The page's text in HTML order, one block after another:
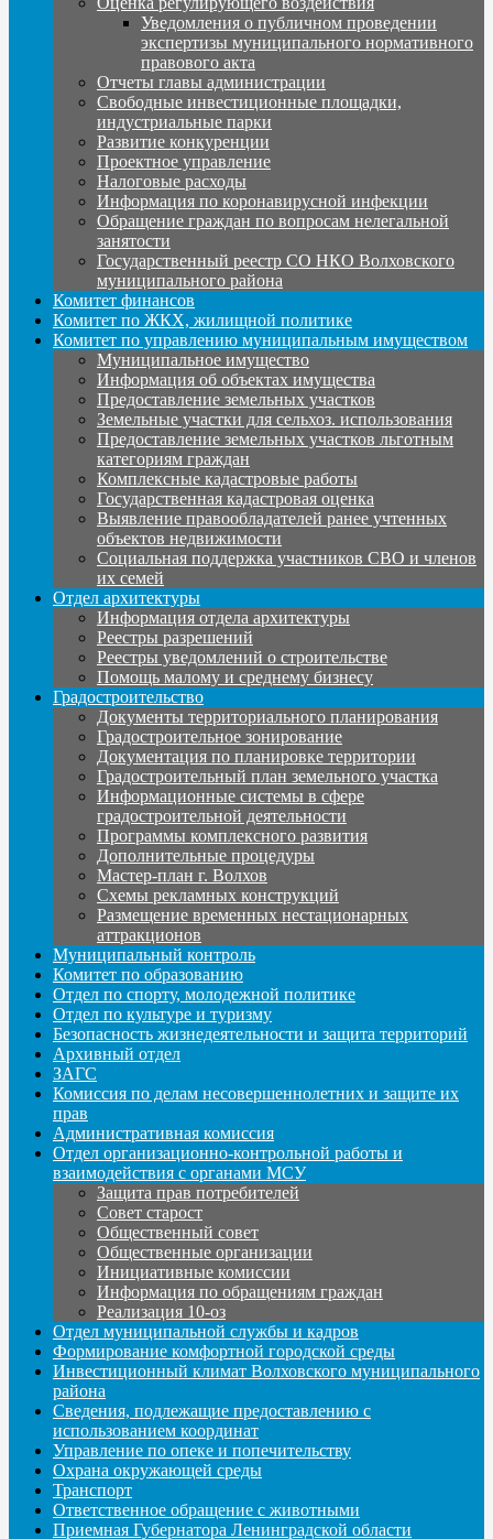
Уведомления о публичном проведении
экспертизы муниципального нормативного
правового акта
Отчеты главы администрации
Свободные инвестиционные площадки,
индустриальные парки
Развитие конкуренции
Проектное управление
Налоговые расходы
Информация по коронавирусной инфекции
Обращение граждан по вопросам нелегальной
занятости
Государственный реестр СО НКО Волховского
муниципального района
Комитет финансов
Комитет по ЖКХ, жилищной политике
Комитет по управлению муниципальным имуществом
Муниципальное имущество
Информация об объектах имущества
Предоставление земельных участков
Земельные участки для сельхоз. использования
Предоставление земельных участков льготным
категориям граждан
Комплексные кадастровые работы
Государственная кадастровая оценка
Выявление правообладателей ранее учтенных
объектов недвижимости
Социальная поддержка участников СВО и членов
их семей
Отдел архитектуры
Информация отдела архитектуры
Реестры разрешений
Реестры уведомлений о строительстве
Помощь малому и среднему бизнесу
Градостроительство
Документы территориального планирования
Градостроительное зонирование
Документация по планировке территории
Градостроительный план земельного участка
Информационные системы в сфере
градостроительной деятельности
Программы комплексного развития
Дополнительные процедуры
Мастер-план г. Волхов
Схемы рекламных конструкций
Размещение временных нестационарных
аттракционов
Муниципальный контроль
Комитет по образованию
Отдел по спорту, молодежной политике
Отдел по культуре и туризму
Безопасность жизнедеятельности и защита территорий
Архивный отдел
ЗАГС
Комиссия по делам несовершеннолетних и защите их
прав
Административная комиссия
Отдел организационно-контрольной работы и
взаимодействия с органами МСУ
Защита прав потребителей
Совет старост
Общественный совет
Общественные организации
Инициативные комиссии
Информация по обращениям граждан
Реализация 10-оз
Отдел муниципальной службы и кадров
Формирование комфортной городской среды
Инвестиционный климат Волховского муниципального
района
Сведения, подлежащие предоставлению с
использованием координат
Управление по опеке и попечительству
Охрана окружающей среды
Транспорт
Ответственное обращение с животными
Приемная Губернатора Ленинградской области